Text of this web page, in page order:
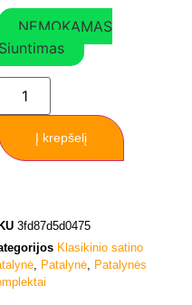
NEMOKAMAS
Siuntimas
Į krepšelį
3fd87d5d0475
Klasikinio satino
, Patalynė, Patalynės